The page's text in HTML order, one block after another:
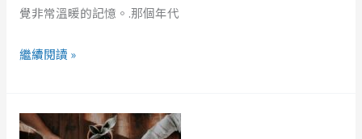
覺非常溫暖的記憶。.那個年代
繼續閱讀 »
個